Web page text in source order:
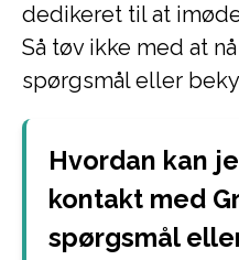
dedikeret til at
Så tøv ikke med at
spørgsmål eller
Hvordan kan
kontakt med
spørgsmål